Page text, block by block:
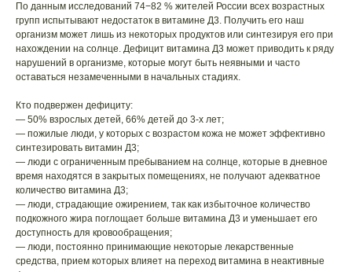
По данным исследований 74−82 % жителей России всех возрастных
групп испытывают недостаток в витамине Д3. Получить его наш
организм может лишь из некоторых продуктов или синтезируя его при
нахождении на солнце. Дефицит витамина Д3 может приводить к ряду
нарушений в организме, которые могут быть неявными и часто
оставаться незамеченными в начальных стадиях.
Кто подвержен дефициту:
— 50% взрослых детей, 66% детей до 3-х лет;
— пожилые люди, у которых с возрастом кожа не может эффективно
синтезировать витамин Д3;
— люди с ограниченным пребыванием на солнце, которые в дневное
время находятся в закрытых помещениях, не получают адекватное
количество витамина Д3;
— люди, страдающие ожирением, так как избыточное количество
подкожного жира поглощает больше витамина Д3 и уменьшает его
доступность для кровообращения;
— люди, постоянно принимающие некоторые лекарственные
средства, прием которых влияет на переход витамина в неактивные